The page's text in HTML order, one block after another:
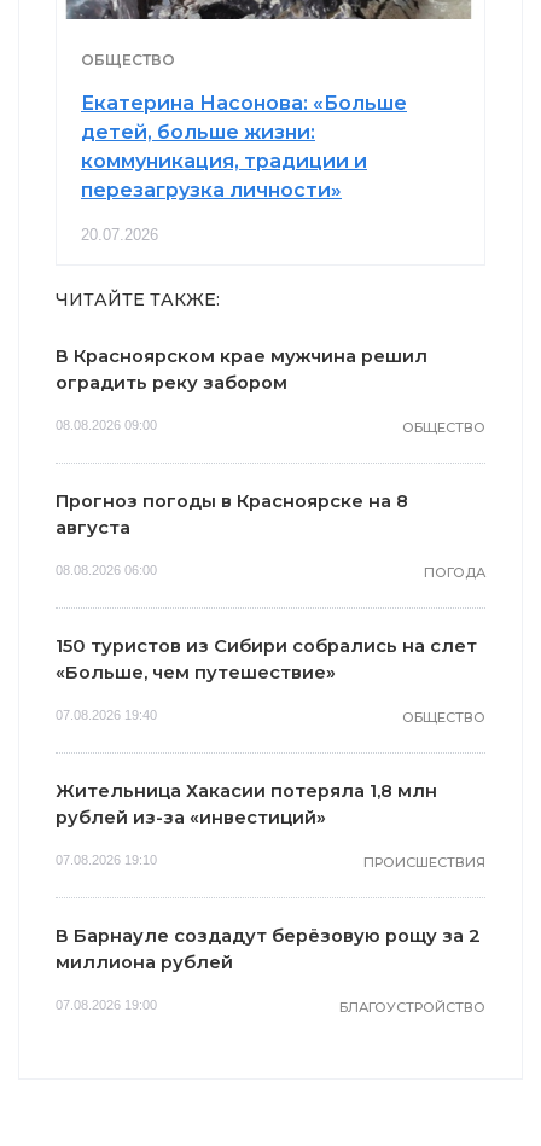
ОБЩЕСТВО
Екатерина Насонова: «Больше
детей, больше жизни:
коммуникация, традиции и
перезагрузка личности»
20.07.2026
ЧИТАЙТЕ ТАКЖЕ:
В Красноярском крае мужчина решил
оградить реку забором
08.08.2026 09:00 ОБЩЕСТВО
Прогноз погоды в Красноярске на 8
августа
08.08.2026 06:00 ПОГОДА
150 туристов из Сибири собрались на слет
«Больше, чем путешествие»
07.08.2026 19:40 ОБЩЕСТВО
Жительница Хакасии потеряла 1,8 млн
рублей из-за «инвестиций»
07.08.2026 19:10 ПРОИСШЕСТВИЯ
В Барнауле создадут берёзовую рощу за 2
миллиона рублей
07.08.2026 19:00 БЛАГОУСТРОЙСТВО